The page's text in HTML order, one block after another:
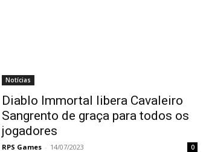
Notícias
Diablo Immortal libera Cavaleiro
Sangrento de graça para todos os
jogadores
RPS Games - 14/07/2023 0